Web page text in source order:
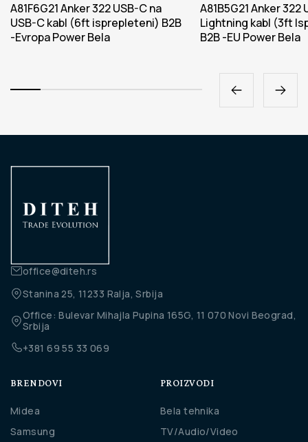
A81F6G21 Anker 322 USB-C na
USB-C kabl (6ft isprepleteni) B2B
-Evropa Power Bela
A81B5G21 Anker 322
Lightning kabl (3ft
B2B -EU Power Bela
office@diteh.rs
Stanina 25, 11233 Ralja, Srbija
Office: Bulevar Mihajla Pupina 165G, 11 070 Novi Beograd,
Srbija
+381 69 55 33 069
BRENDOVI
Midea
Samsung
PROIZVODI
Bela tehnika
TV/Audio/Video